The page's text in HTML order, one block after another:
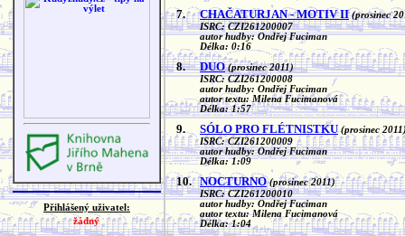
Přihlášený uživatel:
žádný
7. CHAČATURJAN - MOTIV II (prosinec
ISRC: CZI261200007
autor hudby: Ondřej Fuciman
Délka: 0:16
8. DUO (prosinec 2011)
ISRC: CZI261200008
autor hudby: Ondřej Fuciman
autor textu: Milena Fucimanová
Délka: 1:57
9. SÓLO PRO FLÉTNISTKU (prosinec
ISRC: CZI261200009
autor hudby: Ondřej Fuciman
Délka: 1:09
10. NOCTURNO (prosinec 2011)
ISRC: CZI261200010
autor hudby: Ondřej Fuciman
autor textu: Milena Fucimanová
Délka: 1:04